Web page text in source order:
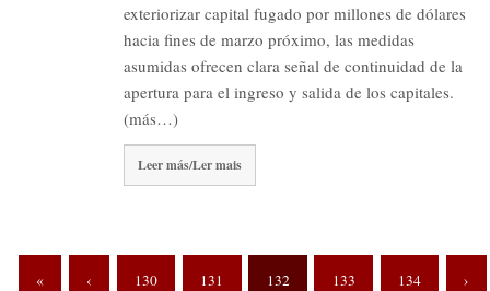
exteriorizar capital fugado por millones de dólares
hacia fines de marzo próximo, las medidas
asumidas ofrecen clara señal de continuidad de la
apertura para el ingreso y salida de los capitales.
(más…)
Leer más/Ler mais
« ‹ 130 131 132 133 134 ›